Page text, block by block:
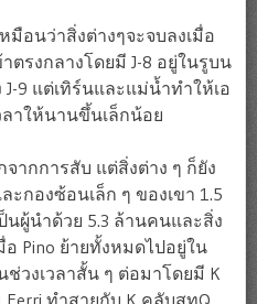
มือนว่าสิ่งต่างๆจะจบลงเมื่อ
ตรงกลางโดยมี J-8 อยู่ในรูบน
J-9 แต่เทิร์นและแม่น้ำทำให้เอ
าให้นานขึ้นเล็กน้อย
ากการสับ แต่สิ่งต่าง ๆ ก็ยัง
ะกองซ้อนเล็ก ๆ ของเขา 1.5
นผู้นำด้วย 5.3 ล้านคนและสิ่ง
Pino ย้ายทั้งหมดไปอยู่ใน
วงเวลาสั้น ๆ ต่อมาโดยมี K
ทำสายกับ K คลับสูทQ